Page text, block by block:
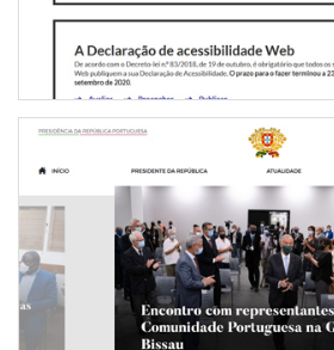
NOVO PORTAL DA PRESIDÊNCIA
PORTUGUESA